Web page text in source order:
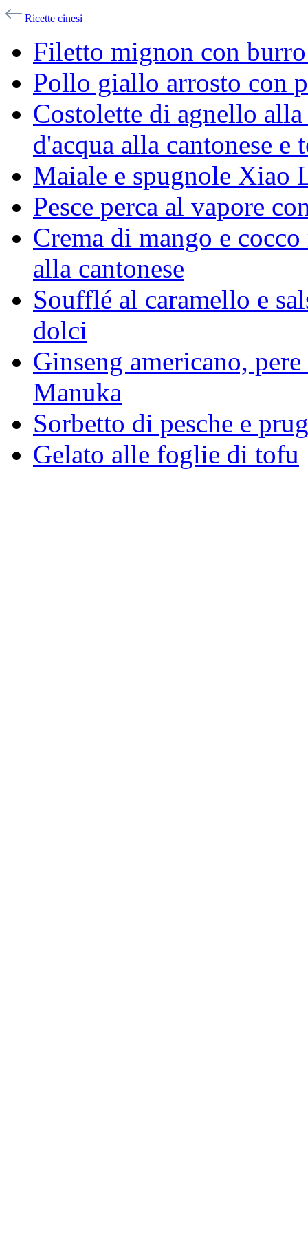
Ricette cinesi
Filetto mignon con
Pollo giallo arrosto con
Costolette di agnello
d'acqua alla cantonese e
Maiale e spugnole Xiao
Pesce perca al vapore
Crema di mango e
alla cantonese
Soufflé al caramello e
dolci
Ginseng americano,
Manuka
Sorbetto di pesche e
Gelato alle foglie di tofu